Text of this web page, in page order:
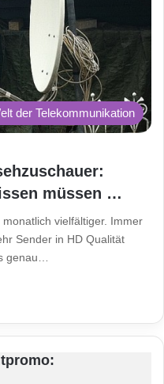
der Telekommunikation
müssen …
vielfältiger. Immer
Sender in HD Qualität
genau…